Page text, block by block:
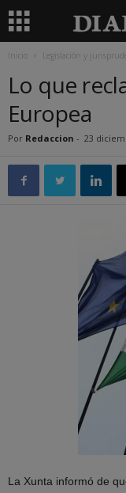
Inicio Legislación y
Lo que
Europea
Por Redaccion - 23
La Xunta informó de